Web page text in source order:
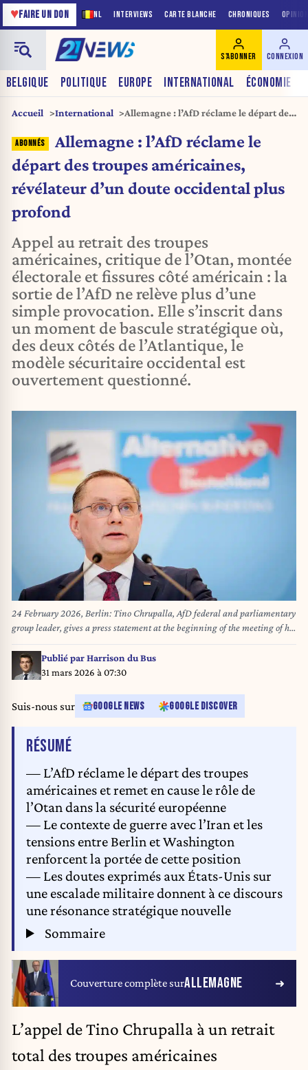
NL INTERVIEWS CARTE BLANCHE CHRONIQUES
♥FAIRE UN DON
BELGIQUE POLITIQUE EUROPE INTERNATIONAL ÉCONOMIE
S'ABONNER CONNEXION
Accueil International
Allemagne : l’AfD réclame le départ des
doute occidental plus profond
Allemagne : l’AfD réclame le
départ des troupes américaines,
révélateur d’un doute occidental plus
profond
Appel au retrait des troupes
américaines, critique de l’Otan, montée
électorale et fissures côté américain : la
sortie de l’AfD ne relève plus d’une
simple provocation. Elle s’inscrit dans
un moment de bascule stratégique où,
des deux côtés de l’Atlantique, le
modèle sécuritaire occidental est
ouvertement questionné.
24 February 2026, Berlin: Tino Chrupalla, AfD federal and parliamentary
group leader, gives a press statement at the beginning of the meeting of his
parliamentary group. Photo: Kay Nietfeld/dpa
Publié parHarrison du Bus
31 mars 2026 à 07:30
Suis-nous sur GOOGLE NEWS GOOGLE DISCOVER
RÉSUMÉDE L'ARTICLE
— L’AfD réclame le départ des troupes
américaines et remet en cause le rôle de
l’Otan dans la sécurité européenne
— Le contexte de guerre avec l’Iran et les
tensions entre Berlin et Washington
renforcent la portée de cette position
— Les doutes exprimés aux États-Unis sur
une escalade militaire donnent à ce discours
une résonance stratégique nouvelle
Sommaire
Couverture complète surALLEMAGNE
L’appel de Tino Chrupalla à un retrait
total des troupes américaines